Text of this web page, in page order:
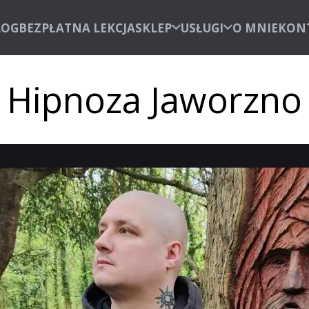
BEZPŁATNA LEKCJASKLEP USŁUGI O MNIE
Hipnoza Jaworzno